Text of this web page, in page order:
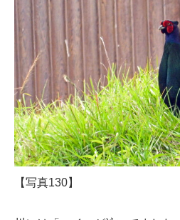
【写真130】